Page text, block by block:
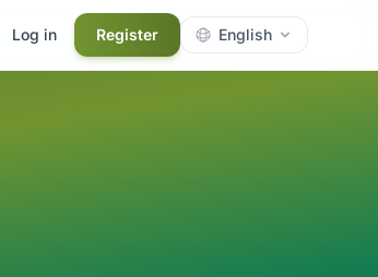
Log in Register English